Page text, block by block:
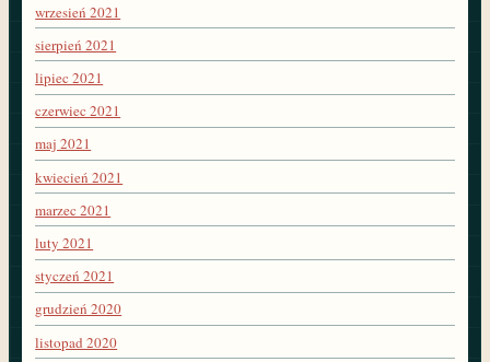
wrzesień 2021
sierpień 2021
lipiec 2021
czerwiec 2021
maj 2021
kwiecień 2021
marzec 2021
luty 2021
styczeń 2021
grudzień 2020
listopad 2020